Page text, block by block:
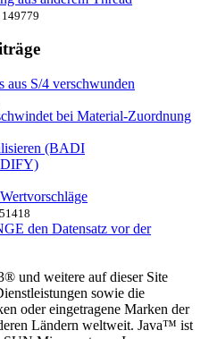
aus S/4 verschwunden
bei Material-Zuordnung
(BADI
den Datensatz vor der
und weitere auf dieser Site
sowie die
oder eingetragene Marken der
Ländern weltweit. Java™ ist